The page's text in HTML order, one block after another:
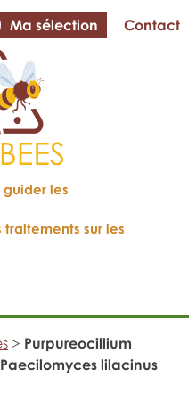
Ma sélection Contact
guider les
sur les
> Purpureocillium
lilacinus